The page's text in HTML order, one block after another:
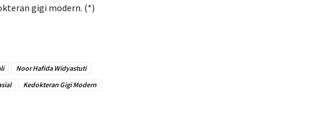
gigi modern. (*)
Noor Hafida Widyastuti
Kedokteran Gigi Modern